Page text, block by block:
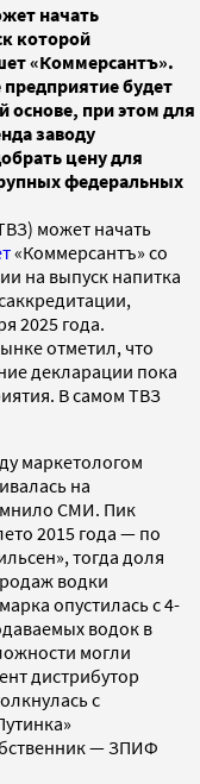
начать
которой
«Коммерсантъ».
будет
основе, при этом для
заводу
цену для
федеральных
может начать
«Коммерсантъ» со
на выпуск напитка
2025 года.
отметил, что
декларации пока
В самом ТВЗ
маркетологом
на
СМИ. Пик
2015 года — по
тогда доля
водки
опустилась с 4-
водок в
могли
дистрибутор
с
— ЗПИФ